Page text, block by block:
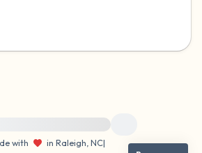
help, visit {{resource}}
with
in Raleigh, NC|